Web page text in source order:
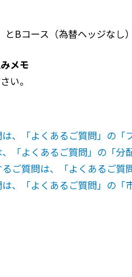
Bコース（為替ヘッジなし
メモ
い。
、「よくあるご質問」の「
「よくあるご質問」の「分
ご質問は、「よくあるご質
、「よくあるご質問」の「